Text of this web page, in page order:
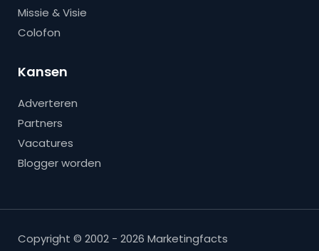
Missie & Visie
Colofon
Kansen
Adverteren
Partners
Vacatures
Blogger worden
Copyright © 2002 - 2026 Marketingfacts